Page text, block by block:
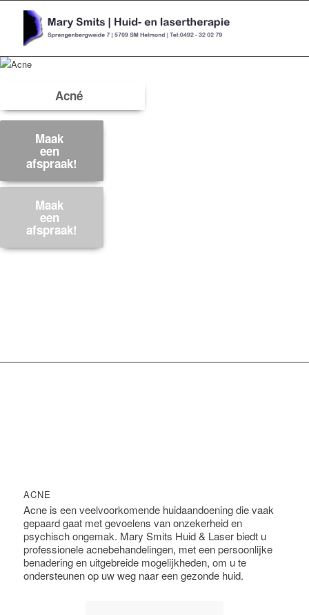
Acné
Maak
een
afspraak!
Maak
een
afspraak!
ACNE
Acne is een veelvoorkomende huidaandoening die vaak
gepaard gaat met gevoelens van onzekerheid en
psychisch ongemak. Mary Smits Huid & Laser biedt u
professionele acnebehandelingen, met een persoonlijke
benadering en uitgebreide mogelijkheden, om u te
ondersteunen op uw weg naar een gezonde huid.